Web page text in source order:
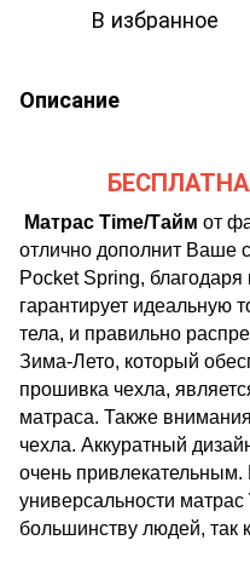
В избранное
Описание
Матрас Time/Тайм от
отлично дополнит Ваше
Pocket Spring,
гарантирует идеальную
тела, и правильно
Зима-Лето, который
прошивка чехла,
матраса. Также
чехла. Аккуратный
очень привлекательным.
универсальности матрас
большинству людей, так